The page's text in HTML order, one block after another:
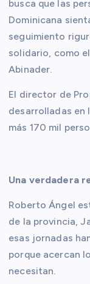
busca que las
Dominicana
seguimiento
solidario, como
Abinader.
El director de
desarrolladas en
más 170 mil
Una verdadera
Roberto Ángel
de la provincia,
esas jornadas
porque acercan
necesitan.